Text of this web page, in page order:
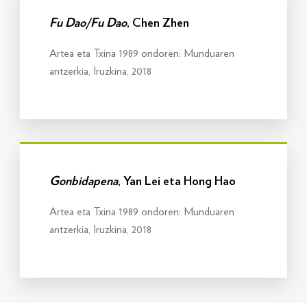
Fu Dao/Fu Dao, Chen Zhen
Artea eta Txina 1989 ondoren: Munduaren
antzerkia, Iruzkina, 2018
Gonbidapena, Yan Lei eta Hong Hao
Artea eta Txina 1989 ondoren: Munduaren
antzerkia, Iruzkina, 2018